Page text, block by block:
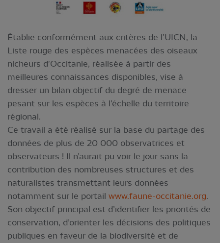
Établie conformément aux critères de l’UICN, la
Liste rouge des espèces menacées des oiseaux
nicheurs d'Occitanie, réalisée à partir des
meilleures connaissances disponibles, vise à
dresser un bilan objectif du degré de menace
pesant sur les espèces à l’échelle du territoire
régional.
Ce travail a été réalisé sur la base du partage des
données de plus de 20 000 observatrices et
observateurs ! Il n’aurait pu voir le jour sans la
contribution des nombreuses structures et des
naturalistes transmettant leurs données
notamment sur le portail www.faune-occitanie.org.
Son objectif principal est d’identifier les priorités de
conservation, d’orienter les décisions des politiques
publiques en faveur de la biodiversité et de